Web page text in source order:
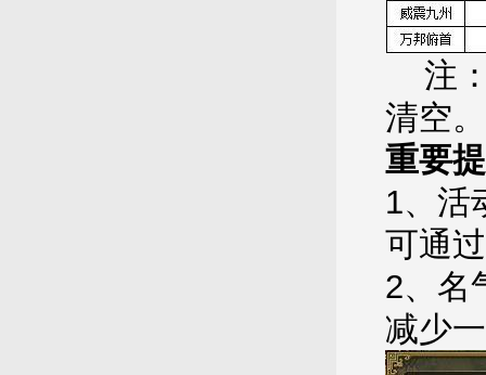
注：
清空。
重要
1、活
可通
2、名
减少